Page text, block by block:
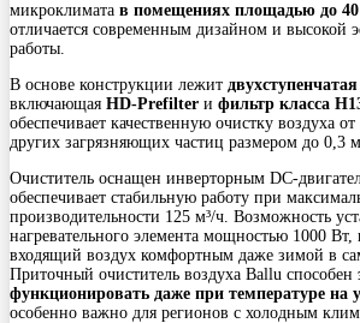
микроклимата в помещениях площадью до 40
отличается современным дизайном и высокой
работы.
В основе конструкции лежит
включающая HD-Prefilter и фильтр класса
обеспечивает качественную очистку воздуха
других загрязняющих частиц размером до 0,3
Очиститель оснащен инверторным DC-
обеспечивает стабильную работу при
производительности 125 м³/ч. Возможность
нагревательного элемента мощностью 1000 Вт,
входящий воздух комфортным даже зимой в
Приточный очиститель воздуха Ballu способен
функционировать даже при температуре на
особенно важно для регионов с холодным